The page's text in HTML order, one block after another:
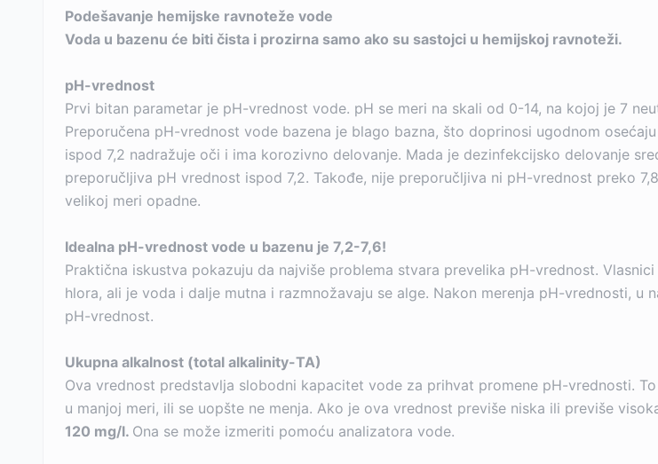
Podešavanje hemijske ravnoteže vode
Voda u bazenu će biti čista i prozirna samo ako su sastojci u hemijskoj ravnoteži.
pH-vrednost
Prvi bitan parametar je pH-vrednost vode. pH se meri na skali od 0-14, na kojoj je 7
Preporučena pH-vrednost vode bazena je blago bazna, što doprinosi ugodnom
ispod 7,2 nadražuje oči i ima korozivno delovanje. Mada je dezinfekcijsko delovanje
preporučljiva pH vrednost ispod 7,2. Takođe, nije preporučljiva ni pH-vrednost preko
velikoj meri opadne.
Idealna pH-vrednost vode u bazenu je 7,2-7,6!
Praktična iskustva pokazuju da najviše problema stvara prevelika pH-vrednost.
hlora, ali je voda i dalje mutna i razmnožavaju se alge. Nakon merenja pH-vrednosti,
pH-vrednost.
Ukupna alkalnost (total alkalinity-TA)
Ova vrednost predstavlja slobodni kapacitet vode za prihvat promene pH-vrednosti.
u manjoj meri, ili se uopšte ne menja. Ako je ova vrednost previše niska ili previše
120 mg/l. Ona se može izmeriti pomoću analizatora vode.